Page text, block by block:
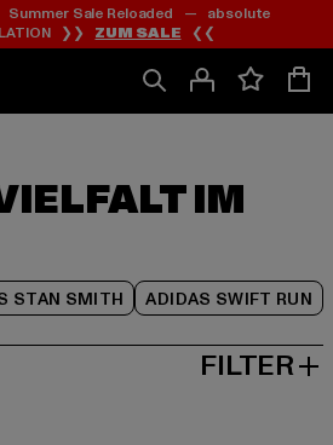
Zum
Inhalt
springen
Zum
Fußzeile
springen
Sale Reloaded — absolute
❯❯ ZUM SALE ❮❮
IM
STAN SMITH ADIDAS SWIFT RUN
Zum
Produktraster
springen
FILTER